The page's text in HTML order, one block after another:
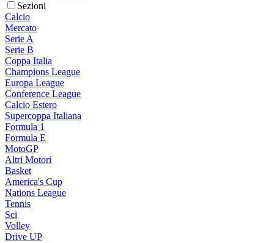
Sezioni
Calcio
Mercato
Serie A
Serie B
Coppa Italia
Champions League
Europa League
Conference League
Calcio Estero
Supercoppa Italiana
Formula 1
Formula E
MotoGP
Altri Motori
Basket
America's Cup
Nations League
Tennis
Sci
Volley
Drive UP